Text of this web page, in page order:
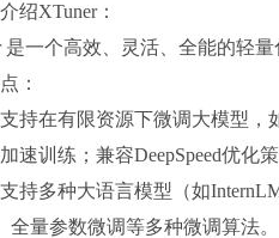
绍XTuner：
是一个高效、灵活、全能的轻量
：
持在有限资源下微调大模型，
速训练；兼容DeepSpeed优化策
持多种大语言模型（如
全量参数微调等多种微调算法。